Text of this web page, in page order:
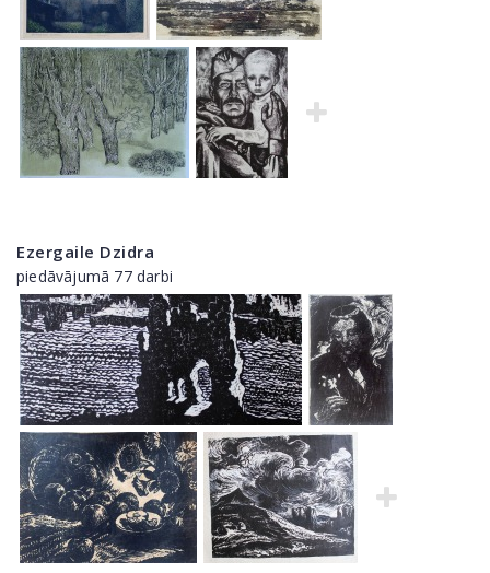
Ezergaile Dzidra
piedāvājumā 77 darbi